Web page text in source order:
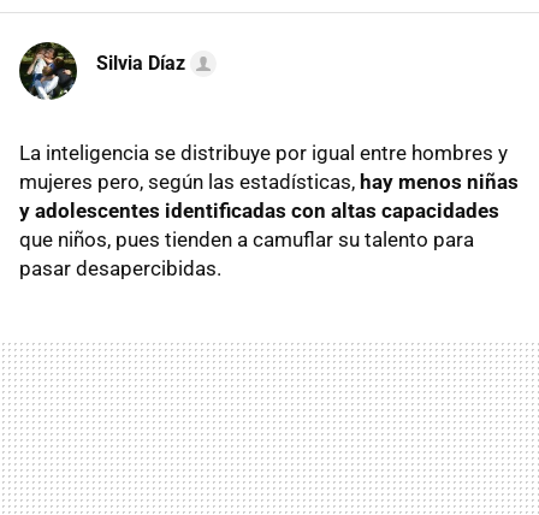
Silvia Díaz
La inteligencia se distribuye por igual entre hombres y
mujeres pero, según las estadísticas, hay menos niñas
y adolescentes identificadas con altas capacidades
que niños, pues tienden a camuflar su talento para
pasar desapercibidas.